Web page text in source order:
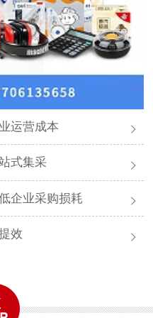
运营成本
式集采
企业采购损耗
效